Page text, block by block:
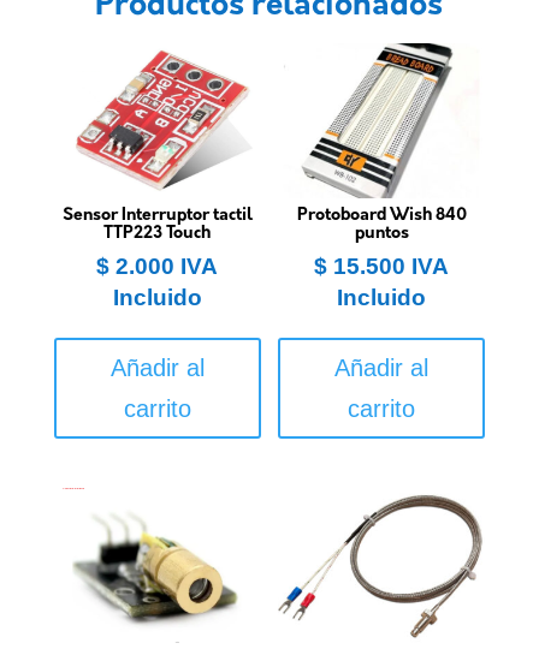
Sensor Interruptor tactil
TTP223 Touch
$ 2.000 IVA
Incluido
Añadir al
carrito
Protoboard Wish 840
puntos
$ 15.500 IVA
Incluido
Añadir al
carrito